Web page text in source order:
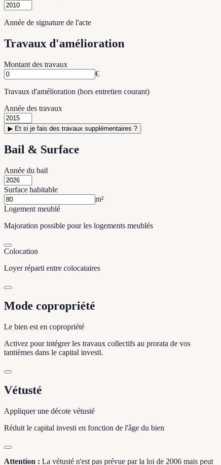
Année de signature de l'acte
Travaux d'amélioration
Montant des travaux
€
Travaux d'amélioration (hors entretien courant)
Année des travaux
▶ Et si je fais des travaux supplémentaires ?
Bail & Surface
Année du bail
Surface habitable
m²
Logement meublé
Majoration possible pour les logements meublés
Colocation
Loyer réparti entre colocataires
Mode copropriété
Le bien est en copropriété
Activez pour intégrer les travaux collectifs au prorata de vos
tantièmes dans le capital investi.
Vétusté
Appliquer une décote vétusté
Réduit le capital investi en fonction de l'âge du bien
Attention : La vétusté n'est pas prévue par la loi de 2006 mais peut